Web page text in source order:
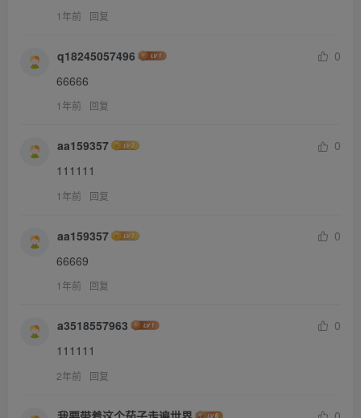
1年前 回复
q18245057496
0
66666
1年前 回复
aa159357
0
111111
1年前 回复
aa159357
0
66669
1年前 回复
a3518557963
0
111111
2年前 回复